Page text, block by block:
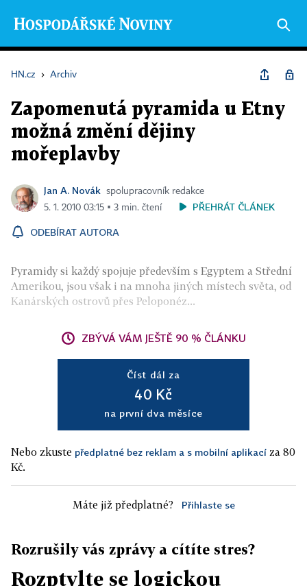
HN.cz › Archiv
Zapomenutá pyramida u Etny
možná změní dějiny
mořeplavby
Jan A. Novák
spolupracovník redakce
5. 1. 2010 03:15 ▪ 3 min. čtení
PŘEHRÁT ČLÁNEK
ODEBÍRAT AUTORA
Pyramidy si každý spojuje především s Egyptem a Střední
Amerikou, jsou však i na mnoha jiných místech světa, od
Kanárských ostrovů přes Peloponéz...
ZBÝVÁ VÁM JEŠTĚ 90 % ČLÁNKU
Číst dál za
40 Kč
na první dva měsíce
Nebo zkuste předplatné bez reklam a s mobilní aplikací za 80
Kč.
Máte již předplatné? Přihlaste se
Rozrušily vás zprávy a cítíte stres?
Rozptylte se logickou